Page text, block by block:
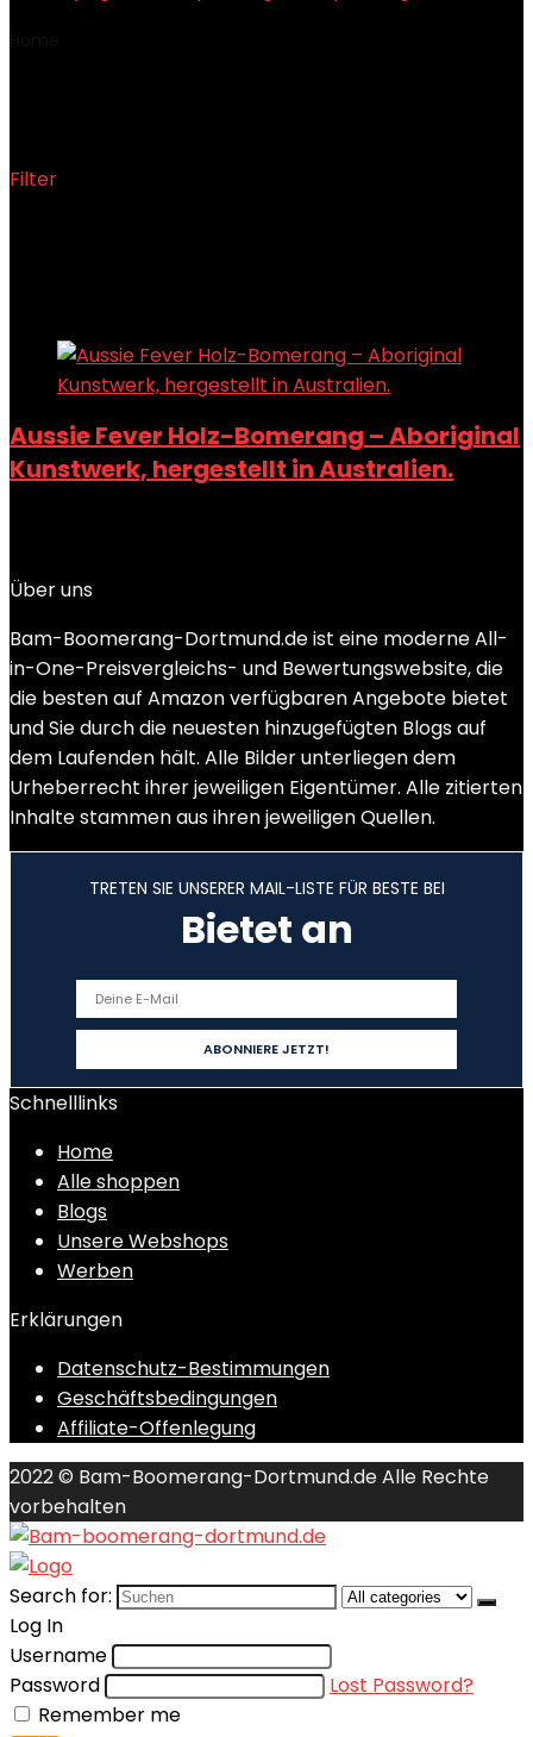
Filter
Aussie Fever Holz-Bomerang – Aboriginal
Kunstwerk, hergestellt in Australien.
Über uns
Bam-Boomerang-Dortmund.de ist eine moderne All-
in-One-Preisvergleichs- und Bewertungswebsite, die
die besten auf Amazon verfügbaren Angebote bietet
und Sie durch die neuesten hinzugefügten Blogs auf
dem Laufenden hält. Alle Bilder unterliegen dem
Urheberrecht ihrer jeweiligen Eigentümer. Alle zitierten
Inhalte stammen aus ihren jeweiligen Quellen.
TRETEN SIE UNSERER MAIL-LISTE FÜR BESTE BEI
Bietet an
Schnelllinks
Home
Alle shoppen
Blogs
Unsere Webshops
Werben
Erklärungen
Datenschutz-Bestimmungen
Geschäftsbedingungen
Affiliate-Offenlegung
2022 © Bam-Boomerang-Dortmund.de Alle Rechte
vorbehalten
Search for:
Log In
Username
Password
Lost Password?
Remember me